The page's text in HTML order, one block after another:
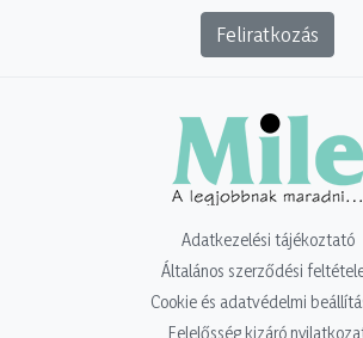
Feliratkozás
Adatkezelési tájékoztató
Általános szerződési
Cookie és adatvédelmi
Felelősség kizáró